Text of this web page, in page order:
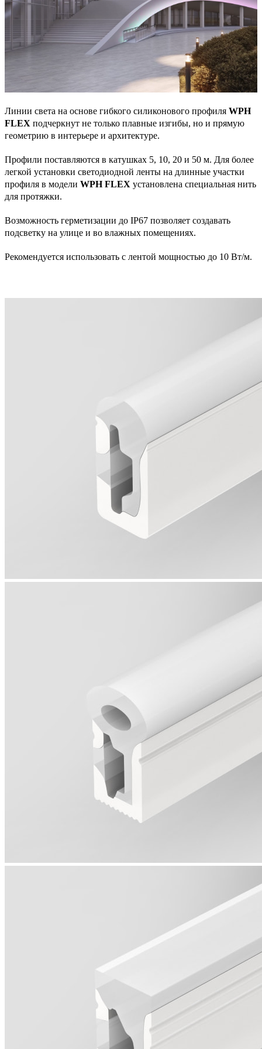
Линии света на основе гибкого силиконового профиля WPH
FLEX подчеркнут не только плавные изгибы, но и прямую
геометрию в интерьере и архитектуре.
Профили поставляются в катушках 5, 10, 20 и 50 м. Для более
легкой установки светодиодной ленты на длинные участки
профиля в модели WPH FLEX установлена специальная нить
для протяжки.
Возможность герметизации до IP67 позволяет создавать
подсветку на улице и во влажных помещениях.
Рекомендуется использовать с лентой мощностью до 10 Вт/м.